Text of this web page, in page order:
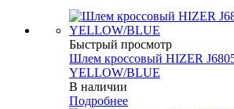
Быстрый просмотр
Шлем кроссовый HIZER
YELLOW/BLUE
В наличии
Подробнее